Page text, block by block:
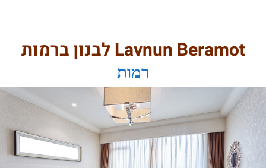
Lavnun Beramot לבנון ברמות
רמות